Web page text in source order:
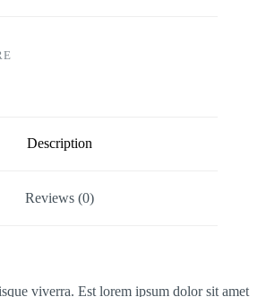
Description
Reviews (0)
viverra. Est lorem ipsum dolor sit amet